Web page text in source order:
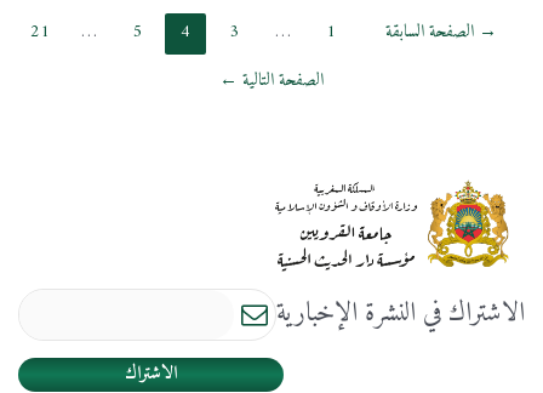
Posts
→ الصفحة السابقة 1
…
3
4
5
…
21
الصفحة التالية ←
الاشتراك في النشرة الإخبارية
الاشتراك